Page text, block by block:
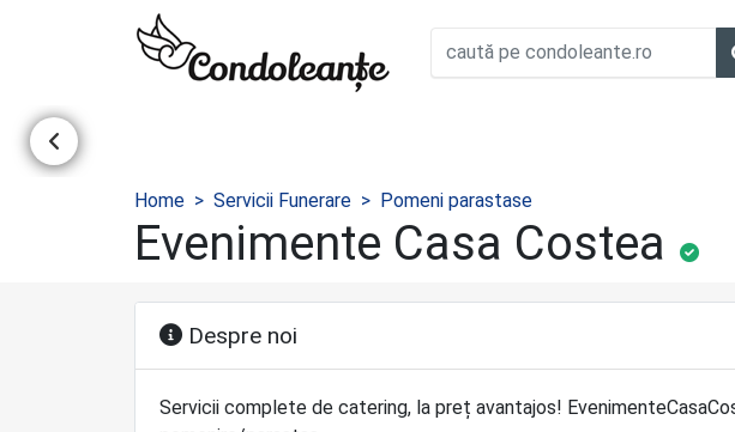
Home Servicii Funerare Pomeni parastase
Evenimente Casa Costea
Despre noi
Servicii complete de catering, la preț avantajos!